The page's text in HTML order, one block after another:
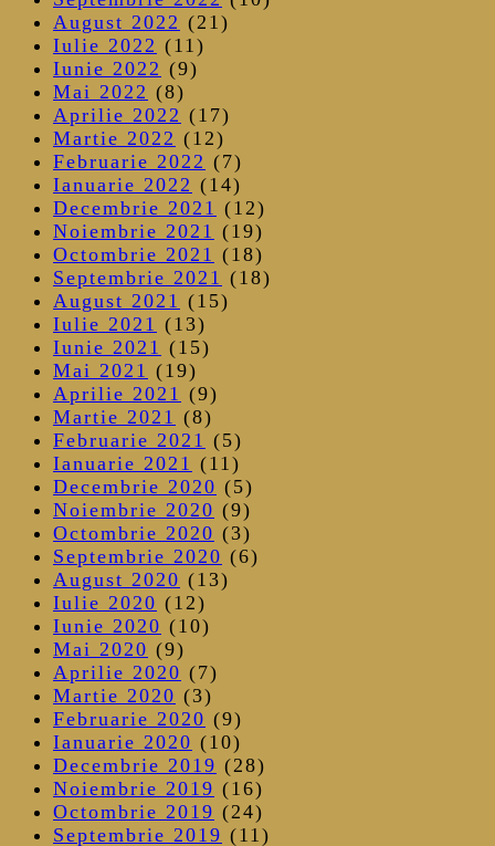
August 2022 (21)
Iulie 2022 (11)
Iunie 2022 (9)
Mai 2022 (8)
Aprilie 2022 (17)
Martie 2022 (12)
Februarie 2022 (7)
Ianuarie 2022 (14)
Decembrie 2021 (12)
Noiembrie 2021 (19)
Octombrie 2021 (18)
Septembrie 2021 (18)
August 2021 (15)
Iulie 2021 (13)
Iunie 2021 (15)
Mai 2021 (19)
Aprilie 2021 (9)
Martie 2021 (8)
Februarie 2021 (5)
Ianuarie 2021 (11)
Decembrie 2020 (5)
Noiembrie 2020 (9)
Octombrie 2020 (3)
Septembrie 2020 (6)
August 2020 (13)
Iulie 2020 (12)
Iunie 2020 (10)
Mai 2020 (9)
Aprilie 2020 (7)
Martie 2020 (3)
Februarie 2020 (9)
Ianuarie 2020 (10)
Decembrie 2019 (28)
Noiembrie 2019 (16)
Octombrie 2019 (24)
Septembrie 2019 (11)